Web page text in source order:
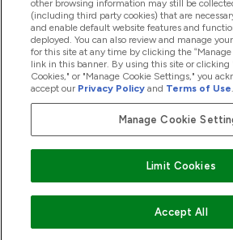
Okazje W Myprotein
2026 The Hut.com Ltd
other browsing information may still be
(including third party cookies) that are
and enable default website features and
deployed. You can also review and manage
for this site at any time by clicking the
link in this banner. By using this site or
Cookies," or "Manage Cookie Settings," you
accept our Privacy Policy and Terms of Use.
Manage Cookie
Limit Cookies
Accept All